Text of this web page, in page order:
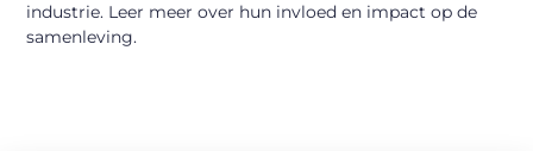
industrie. Leer meer over hun invloed en impact op de
samenleving.